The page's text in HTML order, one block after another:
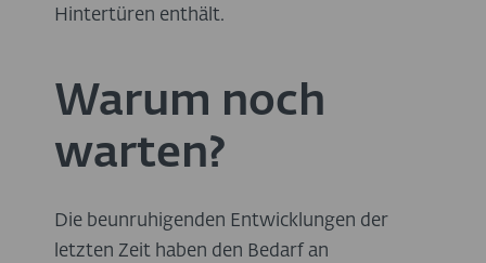
Hintertüren enthält.
Warum noch
warten?
Die beunruhigenden Entwicklungen der
letzten Zeit haben den Bedarf an